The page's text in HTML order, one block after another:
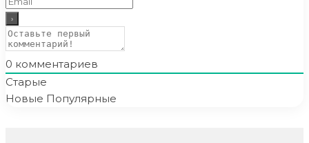
0 комментариев
Старые
Новые Популярные